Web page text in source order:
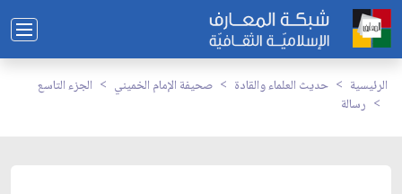
الرئيسية حديث العلماء والقادة صحيفة الإمام الخميني
الجزء التاسع
رسالة